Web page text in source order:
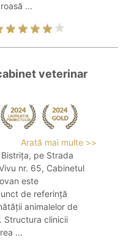
...
veterinar
Arată mai multe >>
pe Strada
nr. 65, Cabinetul
este
de referință
animalelor de
Structura clinicii
...